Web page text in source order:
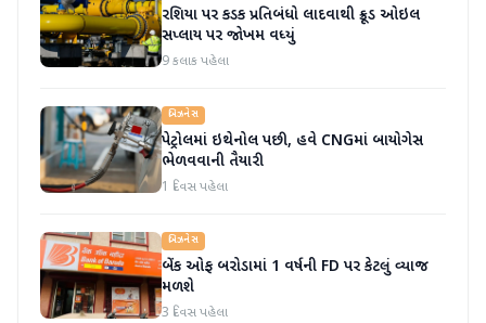
રશિયા પર કડક પ્રતિબંધો લાદવાથી ક્રૂડ ઓઇલ
સપ્લાય પર જોખમ વધ્યું
9 કલાક પહેલા
બિઝનેસ
પેટ્રોલમાં ઇથેનોલ પછી, હવે CNGમાં બાયોગેસ
ભેળવવાની તૈયારી
1 દિવસ પહેલા
બિઝનેસ
બેંક ઓફ બરોડામાં 1 વર્ષની FD પર કેટલું વ્યાજ
મળશે
3 દિવસ પહેલા